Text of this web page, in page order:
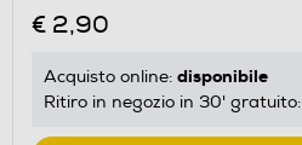
€ 2,90
Acquisto online: disponibile
Ritiro in negozio in 30' gratuito: